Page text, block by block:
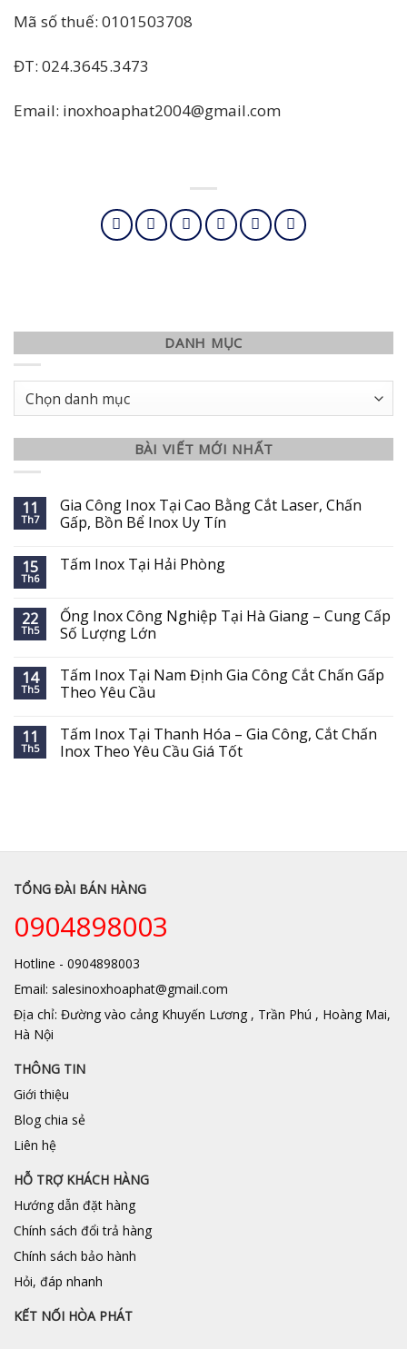
Mã số thuế: 0101503708
ĐT: 024.3645.3473
Email: inoxhoaphat2004@gmail.com
DANH MỤC
Danh
mục
BÀI VIẾT MỚI NHẤT
11
Th7
Gia Công Inox Tại Cao Bằng Cắt Laser, Chấn
Gấp, Bồn Bể Inox Uy Tín
15
Th6
Tấm Inox Tại Hải Phòng
22
Th5
Ống Inox Công Nghiệp Tại Hà Giang – Cung Cấp
Số Lượng Lớn
14
Th5
Tấm Inox Tại Nam Định Gia Công Cắt Chấn Gấp
Theo Yêu Cầu
11
Th5
Tấm Inox Tại Thanh Hóa – Gia Công, Cắt Chấn
Inox Theo Yêu Cầu Giá Tốt
TỔNG ĐÀI BÁN HÀNG
0904898003
Hotline - 0904898003
Email: salesinoxhoaphat@gmail.com
Địa chỉ: Đường vào cảng Khuyến Lương , Trần Phú , Hoàng Mai,
Hà Nội
THÔNG TIN
Giới thiệu
Blog chia sẻ
Liên hệ
HỖ TRỢ KHÁCH HÀNG
Hướng dẫn đặt hàng
Chính sách đổi trả hàng
Chính sách bảo hành
Hỏi, đáp nhanh
KẾT NỐI HÒA PHÁT